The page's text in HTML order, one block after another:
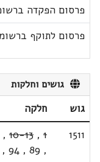
פרסום הפקדה
פרסום לתוקף
גושים וחלקות
גוש
חלקה
1511
1
,
10-13
,
,
89
,
94
,